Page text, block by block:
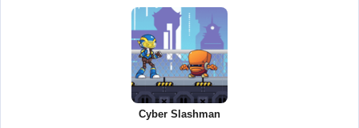
Cyber Slashman